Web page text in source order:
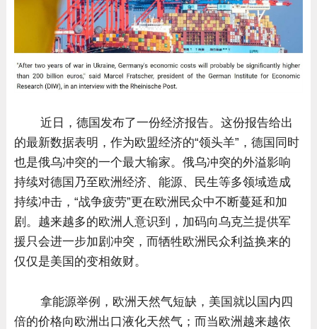
近日，德国发布了一份经济报告。这份报告给出
的最新数据表明，作为欧盟经济的“领头羊”，德国同时
也是俄乌冲突的一个最大输家。俄乌冲突的外溢影响
持续对德国乃至欧洲经济、能源、民生等多领域造成
持续冲击，“战争疲劳”更在欧洲民众中不断蔓延和加
剧。越来越多的欧洲人意识到，加码向乌克兰提供军
援只会进一步加剧冲突，而牺牲欧洲民众利益换来的
仅仅是美国的变相敛财。
拿能源举例，欧洲天然气短缺，美国就以国内四
倍的价格向欧洲出口液化天然气；而当欧洲越来越依